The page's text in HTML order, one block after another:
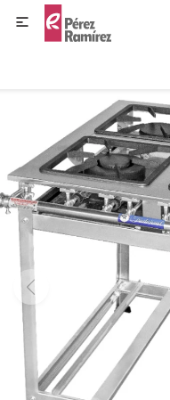

BAZAR
OFERTAS
BLOG
CONTACTO